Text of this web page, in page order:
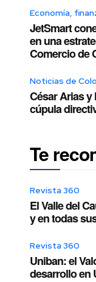
Economía,
JetSmart
en una
Comercio de
Noticias de
César Arias y
cúpula
Te
Revista 360
El Valle del
y en todas
Revista 360
Uniban: el
desarrollo en